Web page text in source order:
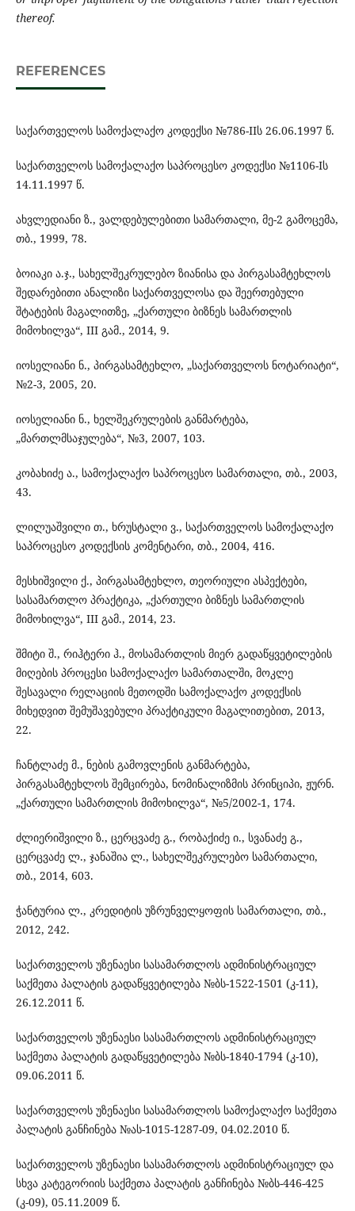
thereof.
REFERENCES
საქართველოს სამოქალაქო კოდექსი №786-IIს 26.06.1997 წ.
საქართველოს სამოქალაქო საპროცესო კოდექსი №1106-Iს
14.11.1997 წ.
ახვლედიანი ზ., ვალდებულებითი სამართალი, მე-2 გამოცემა,
თბ., 1999, 78.
ბოიაკი ა.ჯ., სახელშეკრულებო ზიანისა და პირგასამტეხლოს
შედარებითი ანალიზი საქართველოსა და შეერთებული
შტატების მაგალითზე, „ქართული ბიზნეს სამართლის
მიმოხილვა“, III გამ., 2014, 9.
იოსელიანი ნ., პირგასამტეხლო, „საქართველოს ნოტარიატი“,
№2-3, 2005, 20.
იოსელიანი ნ., ხელშეკრულების განმარტება,
„მართლმსაჯულება“, №3, 2007, 103.
კობახიძე ა., სამოქალაქო საპროცესო სამართალი, თბ., 2003,
43.
ლილუაშვილი თ., ხრუსტალი ვ., საქართველოს სამოქალაქო
საპროცესო კოდექსის კომენტარი, თბ., 2004, 416.
მესხიშვილი ქ., პირგასამტეხლო, თეორიული ასპექტები,
სასამართლო პრაქტიკა, „ქართული ბიზნეს სამართლის
მიმოხილვა“, III გამ., 2014, 23.
შმიტი შ., რიჰტერი ჰ., მოსამართლის მიერ გადაწყვეტილების
მიღების პროცესი სამოქალაქო სამართალში, მოკლე
შესავალი რელაციის მეთოდში სამოქალაქო კოდექსის
მიხედვით შემუშავებული პრაქტიკული მაგალითებით, 2013,
22.
ჩანტლაძე მ., ნების გამოვლენის განმარტება,
პირგასამტეხლოს შემცირება, ნომინალიზმის პრინციპი, ჟურნ.
„ქართული სამართლის მიმოხილვა“, №5/2002-1, 174.
ძლიერიშვილი ზ., ცერცვაძე გ., რობაქიძე ი., სვანაძე გ.,
ცერცვაძე ლ., ჯანაშია ლ., სახელშეკრულებო სამართალი,
თბ., 2014, 603.
ჭანტურია ლ., კრედიტის უზრუნველყოფის სამართალი, თბ.,
2012, 242.
საქართველოს უზენაესი სასამართლოს ადმინისტრაციულ
საქმეთა პალატის გადაწყვეტილება №ბს-1522-1501 (კ-11),
26.12.2011 წ.
საქართველოს უზენაესი სასამართლოს ადმინისტრაციულ
საქმეთა პალატის გადაწყვეტილება №ბს-1840-1794 (კ-10),
09.06.2011 წ.
საქართველოს უზენაესი სასამართლოს სამოქალაქო საქმეთა
პალატის განჩინება №ას-1015-1287-09, 04.02.2010 წ.
საქართველოს უზენაესი სასამართლოს ადმინისტრაციულ და
სხვა კატეგორიის საქმეთა პალატის განჩინება №ბს-446-425
(კ-09), 05.11.2009 წ.